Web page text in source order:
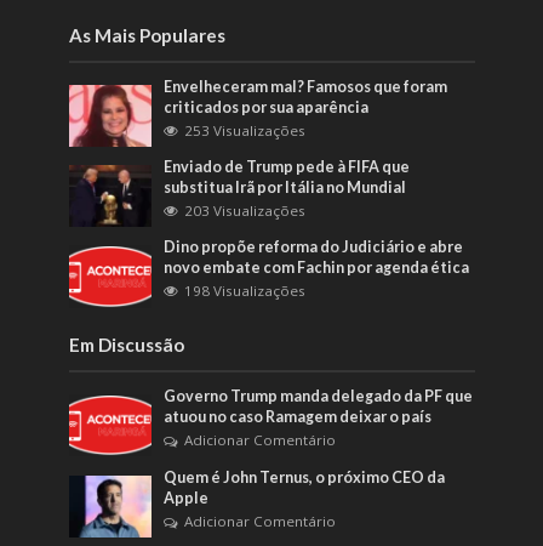
As Mais Populares
Envelheceram mal? Famosos que foram
criticados por sua aparência
253 Visualizações
Enviado de Trump pede à FIFA que
substitua Irã por Itália no Mundial
203 Visualizações
Dino propõe reforma do Judiciário e abre
novo embate com Fachin por agenda ética
198 Visualizações
Em Discussão
Governo Trump manda delegado da PF que
atuou no caso Ramagem deixar o país
Adicionar Comentário
Quem é John Ternus, o próximo CEO da
Apple
Adicionar Comentário